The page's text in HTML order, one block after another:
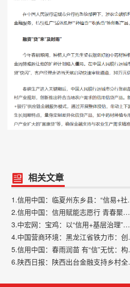
相关文章
1.信用中国：
2.信用中国：信用赋能志愿行 青春聚力助麦收：二十里铺街道组织青少年开展“信用+助力麦收”志愿服务
3.中宏网：宝鸡：以“信用+基层治理”新模式赋能城市善治提质增效
4.中国营商环境
5.信用中国
6.陕西日